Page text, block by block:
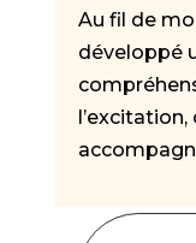
Au fil de
développé